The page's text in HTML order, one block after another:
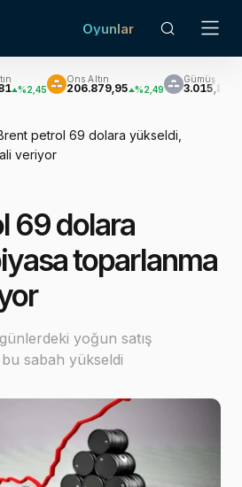
Oyunlar
Ons Altın
206.879,95 %2,49
Gümüş
3.015,82 %3,00
petrol 69 dolara yükseldi,
veriyor
69 dolara
toparlanma
yoğun satış
bu sabah yükseldi